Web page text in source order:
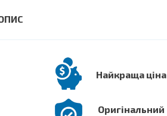
Найкраща ціна
Оригінальний